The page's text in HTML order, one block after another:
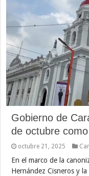
Gobierno de
de octubre
octubre 21, 2025
En el marco de la
Hernández Cisneros y